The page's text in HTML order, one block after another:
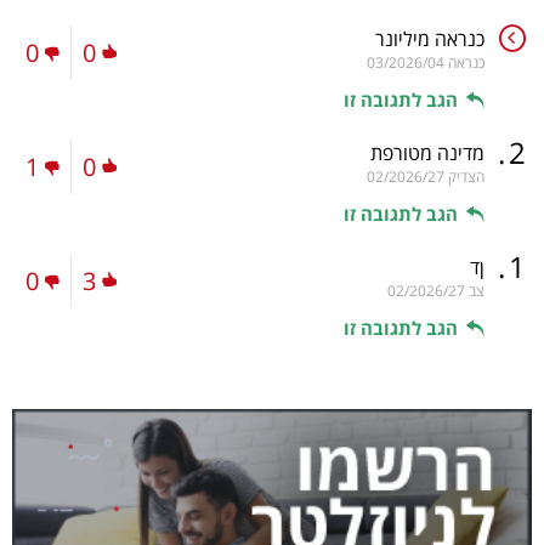
כנראה מיליונר
כנראה 03/2026/04
הגב לתגובה זו
0
0
2
. מדינה מטורפת
הצדיק 02/2026/27
הגב לתגובה זו
0
1
1
. ןד
צב 02/2026/27
הגב לתגובה זו
3
0